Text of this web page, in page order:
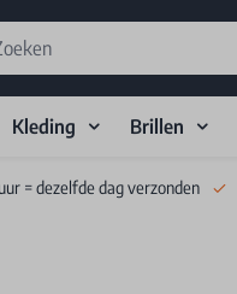
Kleding Brillen
= dezelfde dag verzonden